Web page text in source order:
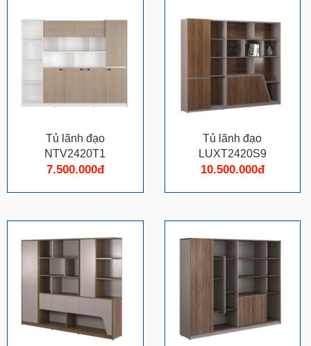
Tủ lãnh đạo
NTV2420T1
7.500.000đ
Tủ lãnh đạo
LUXT2420S9
10.500.000đ